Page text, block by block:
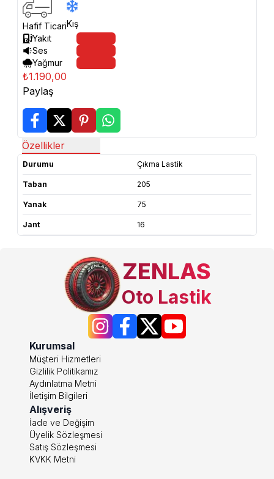
Hafif TicariKış
Yakıt
Ses
Yağmur
₺1.190,00
Paylaş
Özellikler
Durumu Çıkma Lastik
Taban 205
Yanak 75
Jant 16
ZENLAS
Oto Lastik
Kurumsal
Müşteri Hizmetleri
Gizlilik Politikamız
Aydınlatma Metni
İletişim Bilgileri
Alışveriş
İade ve Değişim
Üyelik Sözleşmesi
Satış Sözleşmesi
KVKK Metni